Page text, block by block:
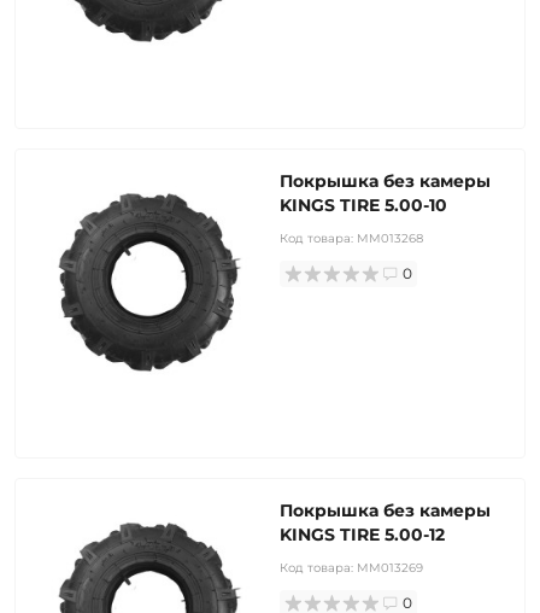
Покрышка без камеры
KINGS TIRE 5.00-10
Код товара: MM013268
0
Покрышка без камеры
KINGS TIRE 5.00-12
Код товара: MM013269
0